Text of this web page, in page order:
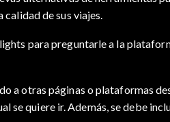
de sus viajes.
para preguntarle a la
a otras páginas o plataformas
se quiere ir. Además, se debe